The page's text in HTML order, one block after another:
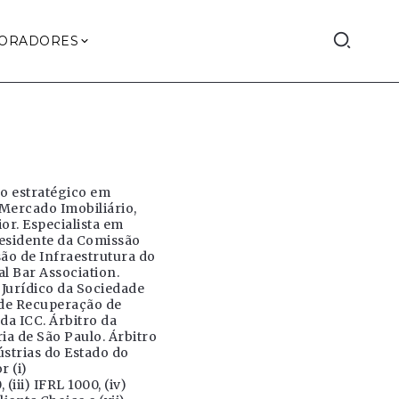
estratégico em
Imobiliário,
Especialista em
da Comissão
de Infraestrutura do
Bar Association.
da Sociedade
Recuperação de
ICC. Árbitro da
de São Paulo. Árbitro
do Estado do
(i)
IFRL 1000, (iv)